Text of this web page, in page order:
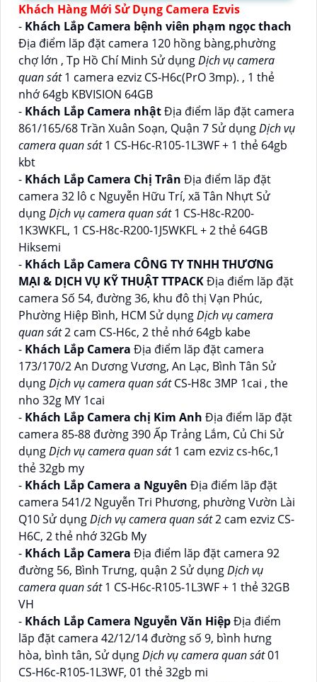
Khách Hàng Mới Sử Dụng Camera Ezvis
- Khách Lắp Camera bệnh viên phạm ngọc thach
Địa điểm lăp đặt camera 120 hồng bàng,phường
chợ lớn , Tp Hồ Chí Minh Sử dụngDịch vụ camera
quan sát1 camera ezviz CS-H6c(PrO 3mp). , 1 thẻ
nhớ 64gb KBVISION 64GB
- Khách Lắp Camera nhậtĐịa điểm lăp đặt camera
861/165/68 Trần Xuân Soạn, Quận 7 Sử dụngDịch vụ
camera quan sát1 CS-H6c-R105-1L3WF + 1 thẻ 64gb
kbt
- Khách Lắp Camera Chị Trân Địa điểm lăp đặt
camera 32 lô c Nguyễn Hữu Trí, xã Tân Nhựt Sử
dụngDịch vụ camera quan sát1 CS-H8c-R200-
1K3WKFL, 1 CS-H8c-R200-1J5WKFL + 2 thẻ 64GB
Hiksemi
- Khách Lắp Camera CÔNG TY TNHH THƯƠNG
MẠI & DỊCH VỤ KỸ THUẬT TTPACKĐịa điểm lăp đặt
camera Số 54, đường 36, khu đô thị Vạn Phúc,
Phường Hiệp Bình, HCM Sử dụngDịch vụ camera
quan sát2 cam CS-H6c, 2 thẻ nhớ 64gb kabe
- Khách Lắp Camera Địa điểm lăp đặt camera
173/170/2 An Dương Vương, An Lạc, Bình Tân Sử
dụngDịch vụ camera quan sátCS-H8c 3MP 1cai , the
nho 32g MY 1cai
- Khách Lắp Camera chị Kim Anh Địa điểm lăp đặt
camera 85-88 đường 390 Ấp Trảng Lắm, Củ Chi Sử
dụngDịch vụ camera quan sát1 cam ezviz cs-h6c,1
thẻ 32gb my
- Khách Lắp Camera a Nguyên Địa điểm lăp đặt
camera 541/2 Nguyễn Tri Phương, phường Vườn Lài
Q10 Sử dụngDịch vụ camera quan sát2 cam ezviz CS-
H6C, 2 thẻ nhớ 32Gb My
- Khách Lắp Camera Địa điểm lăp đặt camera 92
đường 56, Bình Trưng, quận 2 Sử dụngDịch vụ
camera quan sát1 CS-H6c-R105-1L3WF + 1 thẻ 32GB
VH
- Khách Lắp Camera Nguyễn Văn HiệpĐịa điểm
lăp đặt camera 42/12/14 đường số 9, bình hưng
hòa, bình tân, Sử dụngDịch vụ camera quan sát01
CS-H6c-R105-1L3WF, 01 thẻ 32gb mi